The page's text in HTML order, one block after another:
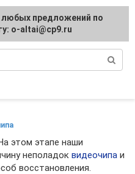
этом этапе наши
неполадок видеочипа и
восстановления.
предложений по
o-altai@cp9.ru